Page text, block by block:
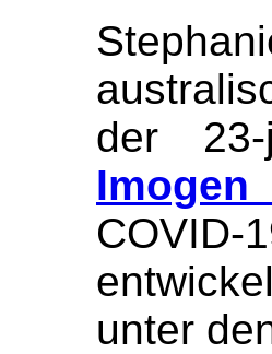
der 23-
Imogen
unter